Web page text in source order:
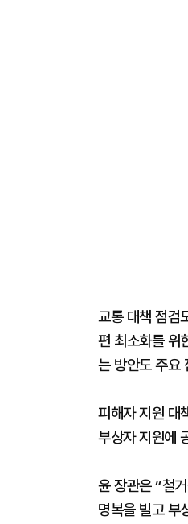
교통 대책 점검
편 최소화를 위
는 방안도 주요
피해자 지원 대
부상자 지원에
윤 장관은 “철
명복을 빌고 부